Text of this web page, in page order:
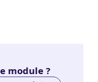
module ?